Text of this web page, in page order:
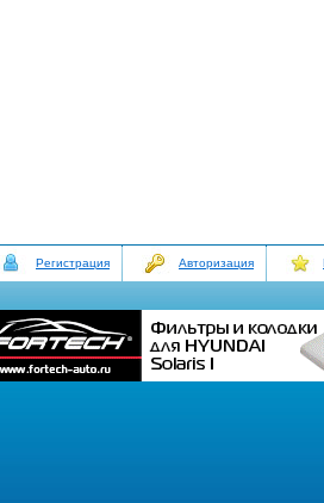
Регистрация Авторизация